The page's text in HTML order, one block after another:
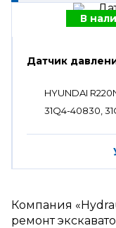
В
Датчик
HYUNDAI
31Q4-40830,
Компания
ремонт